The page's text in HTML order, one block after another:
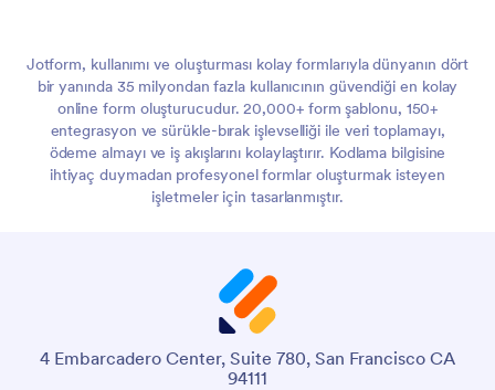
Jotform, kullanımı ve oluşturması kolay formlarıyla dünyanın dört
bir yanında 35 milyondan fazla kullanıcının güvendiği en kolay
online form oluşturucudur. 20,000+ form şablonu, 150+
entegrasyon ve sürükle-bırak işlevselliği ile veri toplamayı,
ödeme almayı ve iş akışlarını kolaylaştırır. Kodlama bilgisine
ihtiyaç duymadan profesyonel formlar oluşturmak isteyen
işletmeler için tasarlanmıştır.
4 Embarcadero Center, Suite 780, San Francisco CA
94111